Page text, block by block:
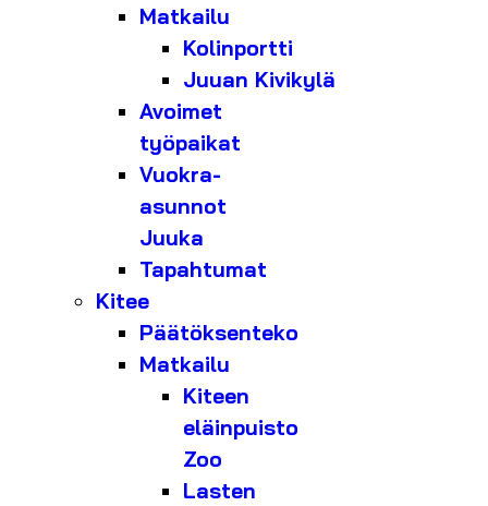
Matkailu
Kolinportti
Juuan Kivikylä
Avoimet
työpaikat
Vuokra-
asunnot
Juuka
Tapahtumat
Kitee
Päätöksenteko
Matkailu
Kiteen
eläinpuisto
Zoo
Lasten